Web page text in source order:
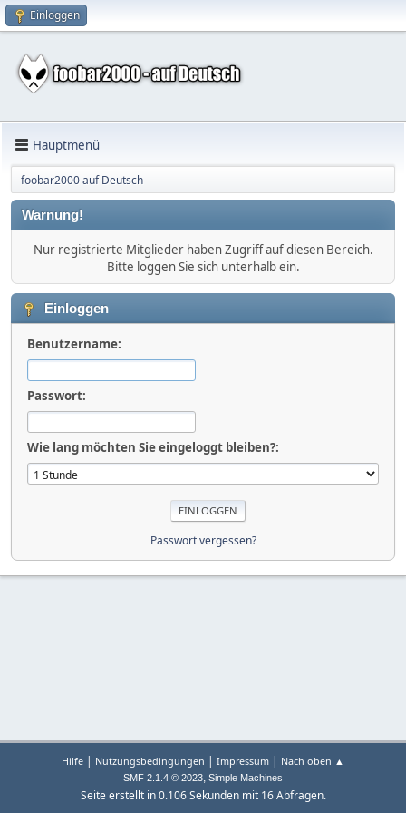
Einloggen
Hauptmenü
foobar2000 auf Deutsch
Warnung!
Nur registrierte Mitglieder haben Zugriff auf diesen Bereich.
Bitte loggen Sie sich unterhalb ein.
Einloggen
Benutzername:
Passwort:
Wie lang möchten Sie eingeloggt bleiben?:
Passwort vergessen?
Hilfe | Nutzungsbedingungen | Impressum | Nach oben ▲
SMF 2.1.4 © 2023, Simple Machines
Seite erstellt in 0.106 Sekunden mit 16 Abfragen.